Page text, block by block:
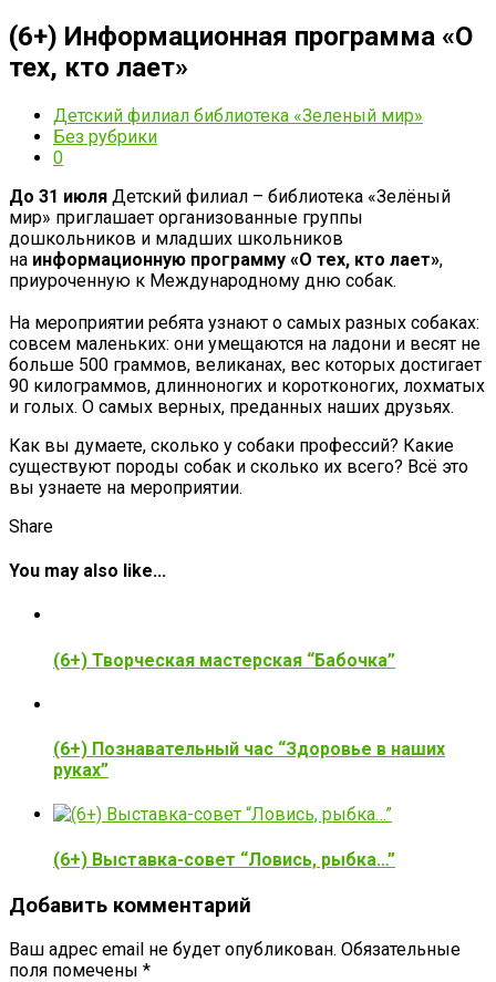
(6+) Информационная программа «О
тех, кто лает»
Детский филиал библиотека «Зеленый мир»
Без рубрики
0
До 31 июля Детский филиал – библиотека «Зелёный
мир» приглашает организованные группы
дошкольников и младших школьников
на информационную программу «О тех, кто лает»,
приуроченную к Международному дню собак.
На мероприятии ребята узнают о самых разных собаках:
совсем маленьких: они умещаются на ладони и весят не
больше 500 граммов, великанах, вес которых достигает
90 килограммов, длинноногих и коротконогих, лохматых
и голых. О самых верных, преданных наших друзьях.
Как вы думаете, сколько у собаки профессий? Какие
существуют породы собак и сколько их всего? Всё это
вы узнаете на мероприятии.
Share
You may also like...
(6+) Творческая мастерская “Бабочка”
(6+) Познавательный час “Здоровье в наших
руках”
(6+) Выставка-совет “Ловись, рыбка…”
Добавить комментарий
Ваш адрес email не будет опубликован. Обязательные
поля помечены *